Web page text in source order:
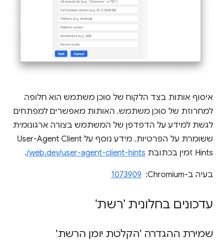
איסוף אותות בצד הלקוח של סוכן משתמש הוא חלופה
למחרוזת של סוכן משתמש. האותות מאפשרים למפתחים
לגשת למידע על הדפדפן של המשתמש בצורה ארגונומית
ששומרת על הפרטיות. מידע נוסף על User-Agent Client
Hints זמין בכתובת
web.dev/user-agent-client-hints/
.
בעיה ב-Chromium: ‏ 1073909
עדכונים בחלונית 'רשת'
שמירת ההגדרה 'הקלטת יומן הרשת'